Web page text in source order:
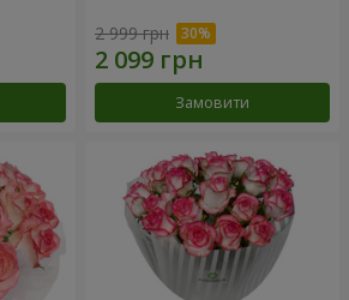
2 999 грн
Замовити